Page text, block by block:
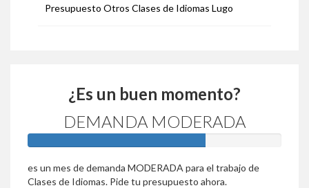
Presupuesto Otros Clases de Idiomas Lugo
¿Es un buen momento?
DEMANDA MODERADA
es un mes de demanda MODERADA para el trabajo de
Clases de Idiomas. Pide tu presupuesto ahora.